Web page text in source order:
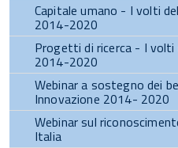
Capitale umano - I volti
2014-2020
Progetti di ricerca - I volti
2014-2020
Webinar a sostegno dei
Innovazione 2014- 2020
Webinar sul
Italia